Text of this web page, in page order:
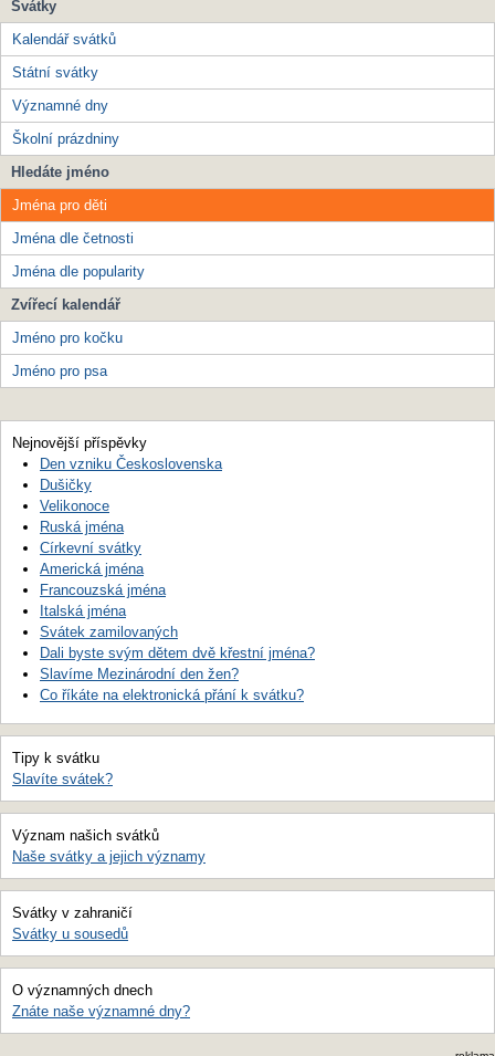
Svátky
Kalendář svátků
Státní svátky
Významné dny
Školní prázdniny
Hledáte jméno
Jména pro děti
Jména dle četnosti
Jména dle popularity
Zvířecí kalendář
Jméno pro kočku
Jméno pro psa
Nejnovější příspěvky
Den vzniku Československa
Dušičky
Velikonoce
Ruská jména
Církevní svátky
Americká jména
Francouzská jména
Italská jména
Svátek zamilovaných
Dali byste svým dětem dvě křestní jména?
Slavíme Mezinárodní den žen?
Co říkáte na elektronická přání k svátku?
Tipy k svátku
Slavíte svátek?
Význam našich svátků
Naše svátky a jejich významy
Svátky v zahraničí
Svátky u sousedů
O významných dnech
Znáte naše významné dny?